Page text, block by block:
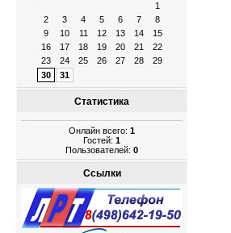
1
2
3 4 5 6 7
8
9
10 11 12 13 14
15
16
17 18 19 20 21
22
23
24 25 26 27 28
29
30
31
Статистика
Онлайн всего: 1
Гостей: 1
Пользователей: 0
Ссылки